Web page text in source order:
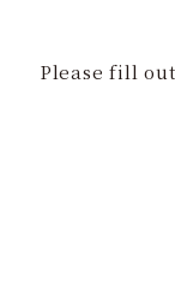
Please fill